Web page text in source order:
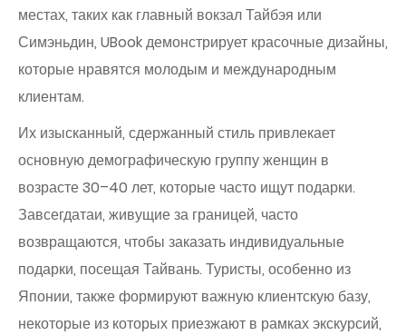
местах, таких как главный вокзал Тайбэя или
Симэньдин, UBook демонстрирует красочные дизайны,
которые нравятся молодым и международным
клиентам.
Их изысканный, сдержанный стиль привлекает
основную демографическую группу женщин в
возрасте 30–40 лет, которые часто ищут подарки.
Завсегдатаи, живущие за границей, часто
возвращаются, чтобы заказать индивидуальные
подарки, посещая Тайвань. Туристы, особенно из
Японии, также формируют важную клиентскую базу,
некоторые из которых приезжают в рамках экскурсий,